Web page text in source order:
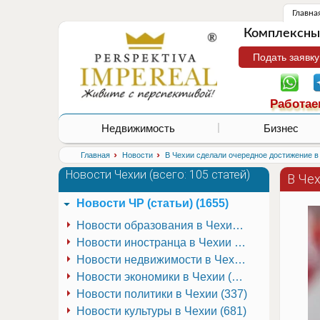
Подать
Недвижимость Бизнес
Главная › Новости › В Чехии сделали очередное достижение в
В
Новости Чехии (всего: 105 статей)
Новости иностранца в Чехии (223)
Новости культуры в Чехии (681)
Новости недвижимости в Чехии (337)
Новости образования в Чехии (251)
Новости политики в Чехии (337)
Новости ЧР (статьи) (1655)
Новости экономики в Чехии (941)